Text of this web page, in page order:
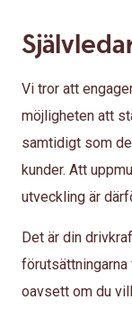
Vi tror att
möjligheten att
samtidigt som
kunder. Att
utveckling är
Det är din
oavsett om du